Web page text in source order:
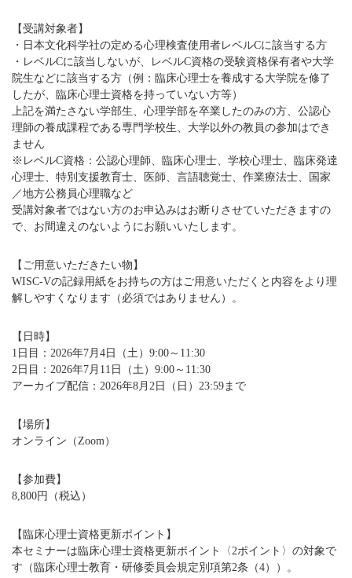
【受講対象者】
・日本文化科学社の定める心理検査使用者レベルCに該当する方
・レベルCに該当しないが、レベルC資格の受験資格保有者や大学
院生などに該当する方（例：臨床心理士を養成する大学院を修了
したが、臨床心理士資格を持っていない方等）
上記を満たさない学部生、心理学部を卒業したのみの方、公認心
理師の養成課程である専門学校生、大学以外の教員の参加はでき
ません
※レベルC資格：公認心理師、臨床心理士、学校心理士、臨床発達
心理士、特別支援教育士、医師、言語聴覚士、作業療法士、国家
／地方公務員心理職など
受講対象者ではない方のお申込みはお断りさせていただきますの
で、お間違えのないようにお願いいたします。
【ご用意いただきたい物】
WISC-Vの記録用紙をお持ちの方はご用意いただくと内容をより理
解しやすくなります（必須ではありません）。
【日時】
1日目：2026年7月4日（土）9:00～11:30
2日目：2026年7月11日（土）9:00～11:30
アーカイブ配信：2026年8月2日（日）23:59まで
【場所】
オンライン（Zoom）
【参加費】
8,800円（税込）
【臨床心理士資格更新ポイント】
本セミナーは臨床心理士資格更新ポイント〈2ポイント〉の対象で
す（臨床心理士教育・研修委員会規定別項第2条（4））。